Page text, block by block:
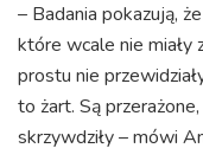
– Badania pokazują,
które wcale nie miały
prostu nie
to żart. Są
skrzywdziły – mówi